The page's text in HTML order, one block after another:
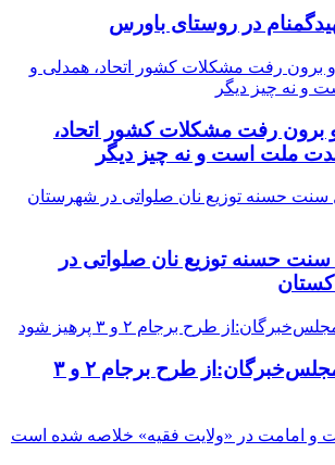
در روستای باورس
برون رفت مشکلات کشور اتحاد،
ملت است و نه چیز دیگر
سنت حسنه توزیع نان صلواتی در
بیانیه‌پایانی مجلس‌خبرگان:از طرح برجام ۲ و ۳